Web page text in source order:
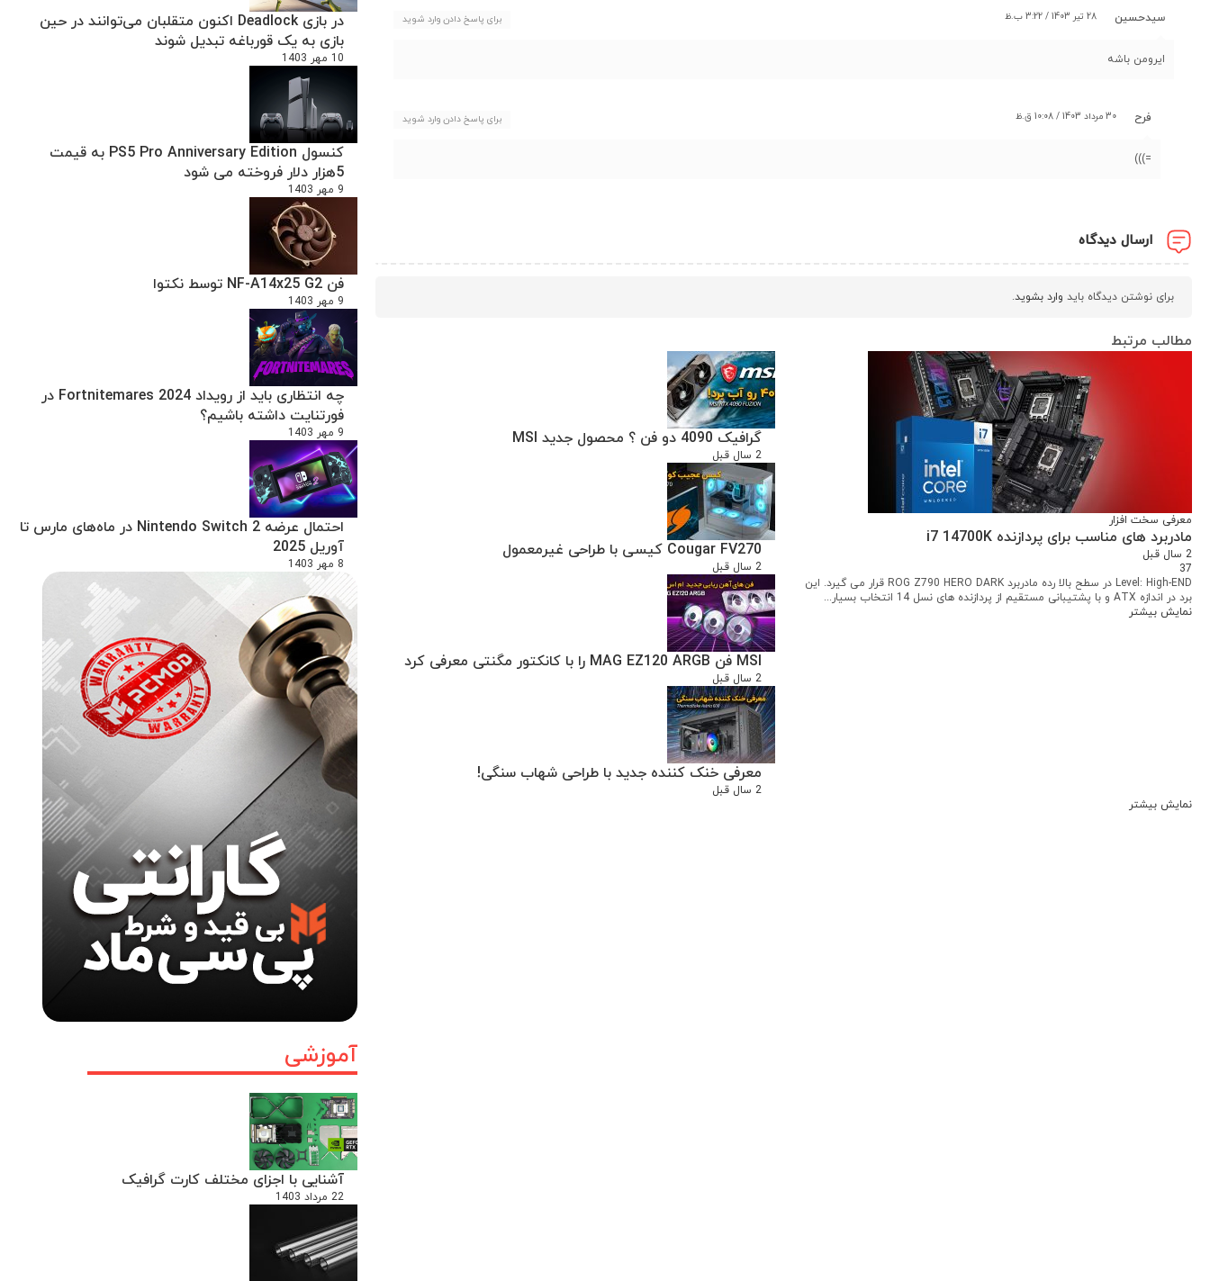
در بازی Deadlock اکنون متقلبان می‌توانند در حین
بازی به یک قورباغه تبدیل شوند
10 مهر 1403
کنسول PS5 Pro Anniversary Edition به قیمت
5هزار دلار فروخته می شود
9 مهر 1403
فن NF-A14x25 G2 توسط نکتوا
9 مهر 1403
چه انتظاری باید از رویداد Fortnitemares 2024 در
فورتنایت داشته باشیم؟
9 مهر 1403
احتمال عرضه Nintendo Switch 2 در ماه‌های مارس تا
آوریل 2025
8 مهر 1403
آموزشی
آشنایی با اجزای مختلف کارت گرافیک
22 مرداد 1403
سیدحسین 28 تیر 1403 / 3:22 ب.ظ برای پاسخ دادن وارد شوید
ایرومن باشه
فرح 30 مرداد 1403 / 10:08 ق.ظ برای پاسخ دادن وارد شوید
=)))
ارسال دیدگاه
برای نوشتن دیدگاه باید وارد بشوید.
مطالب مرتبط
معرفی سخت افزار
مادربرد های مناسب برای پردازنده i7 14700K
2 سال قبل
37
Level: High-END در سطح بالا رده مادربرد ROG Z790 HERO DARK قرار می گیرد. این
برد در اندازه ATX و با پشتیبانی مستقیم از پردازنده های نسل 14 انتخاب بسیار...
نمایش بیشتر
گرافیک 4090 دو فن ؟ محصول جدید MSI
2 سال قبل
Cougar FV270 کیسی با طراحی غیرمعمول
2 سال قبل
MSI فن MAG EZ120 ARGB را با کانکتور مگنتی معرفی کرد
2 سال قبل
معرفی خنک کننده جدید با طراحی شهاب سنگی!
2 سال قبل
نمایش بیشتر